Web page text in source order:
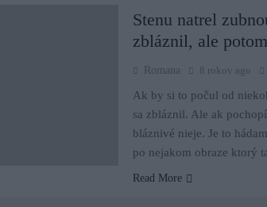
Stenu natrel
zbláznil, ale
Romana 8 rokov ago
Ak by si to počul od
sa zbláznil. Ale ak
bláznivé nieje. Je to
po nejakom obraze ktorý
Read More